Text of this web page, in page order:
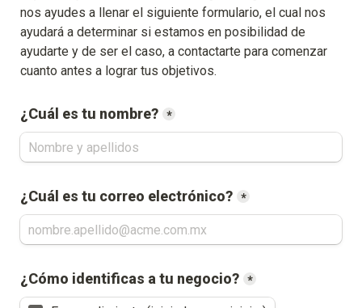
nos ayudes a llenar el siguiente formulario, el cual nos
ayudará a determinar si estamos en posibilidad de
ayudarte y de ser el caso, a contactarte para comenzar
cuanto antes a lograr tus objetivos.
¿Cuál es tu nombre? *
¿Cuál es tu correo electrónico? *
¿Cómo identificas a tu negocio? *